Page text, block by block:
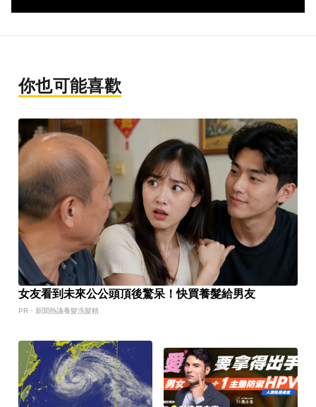
你也可能喜歡
女友看到未來公公頭頂後驚呆！快買養髮給男友
PR・新聞熱議養髮洗髮精